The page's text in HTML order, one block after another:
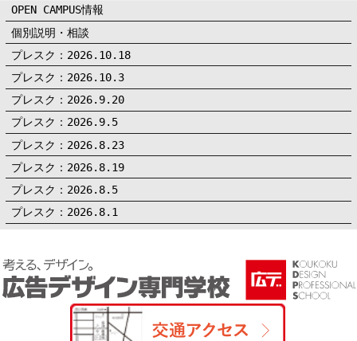
OPEN CAMPUS情報
個別説明・相談
プレスク：2026.10.18
プレスク：2026.10.3
プレスク：2026.9.20
プレスク：2026.9.5
プレスク：2026.8.23
プレスク：2026.8.19
プレスク：2026.8.5
プレスク：2026.8.1